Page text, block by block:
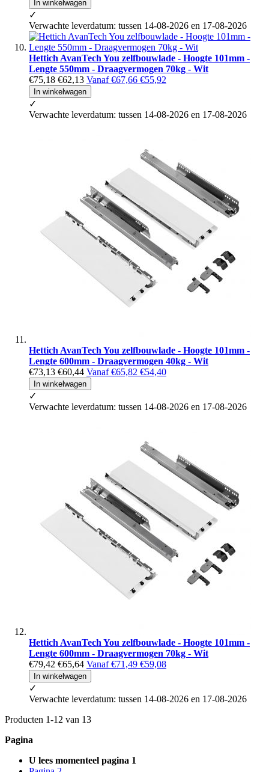
In winkelwagen
✓
Verwachte leverdatum: tussen 14-08-2026 en 17-08-2026
Hettich AvanTech You zelfbouwlade - Hoogte 101mm -
Lengte 550mm - Draagvermogen 70kg - Wit
€75,18 €62,13 Vanaf €67,66 €55,92
In winkelwagen
✓
Verwachte leverdatum: tussen 14-08-2026 en 17-08-2026
Hettich AvanTech You zelfbouwlade - Hoogte 101mm -
Lengte 600mm - Draagvermogen 40kg - Wit
€73,13 €60,44 Vanaf €65,82 €54,40
In winkelwagen
✓
Verwachte leverdatum: tussen 14-08-2026 en 17-08-2026
Hettich AvanTech You zelfbouwlade - Hoogte 101mm -
Lengte 600mm - Draagvermogen 70kg - Wit
€79,42 €65,64 Vanaf €71,49 €59,08
In winkelwagen
✓
Verwachte leverdatum: tussen 14-08-2026 en 17-08-2026
Producten 1-12 van 13
Pagina
U lees momenteel pagina 1